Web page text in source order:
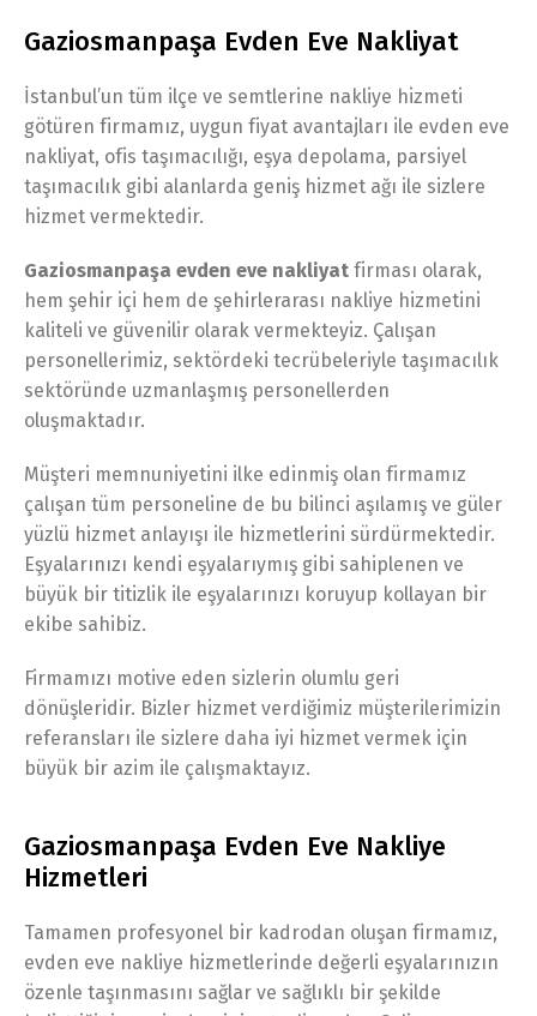
Gaziosmanpaşa Evden Eve Nakliyat
İstanbul’un tüm ilçe ve semtlerine nakliye hizmeti
götüren firmamız, uygun fiyat avantajları ile evden eve
nakliyat, ofis taşımacılığı, eşya depolama, parsiyel
taşımacılık gibi alanlarda geniş hizmet ağı ile sizlere
hizmet vermektedir.
Gaziosmanpaşa evden eve nakliyat firması olarak,
hem şehir içi hem de şehirlerarası nakliye hizmetini
kaliteli ve güvenilir olarak vermekteyiz. Çalışan
personellerimiz, sektördeki tecrübeleriyle taşımacılık
sektöründe uzmanlaşmış personellerden
oluşmaktadır.
Müşteri memnuniyetini ilke edinmiş olan firmamız
çalışan tüm personeline de bu bilinci aşılamış ve güler
yüzlü hizmet anlayışı ile hizmetlerini sürdürmektedir.
Eşyalarınızı kendi eşyalarıymış gibi sahiplenen ve
büyük bir titizlik ile eşyalarınızı koruyup kollayan bir
ekibe sahibiz.
Firmamızı motive eden sizlerin olumlu geri
dönüşleridir. Bizler hizmet verdiğimiz müşterilerimizin
referansları ile sizlere daha iyi hizmet vermek için
büyük bir azim ile çalışmaktayız.
Gaziosmanpaşa Evden Eve Nakliye
Hizmetleri
Tamamen profesyonel bir kadrodan oluşan firmamız,
evden eve nakliye hizmetlerinde değerli eşyalarınızın
özenle taşınmasını sağlar ve sağlıklı bir şekilde